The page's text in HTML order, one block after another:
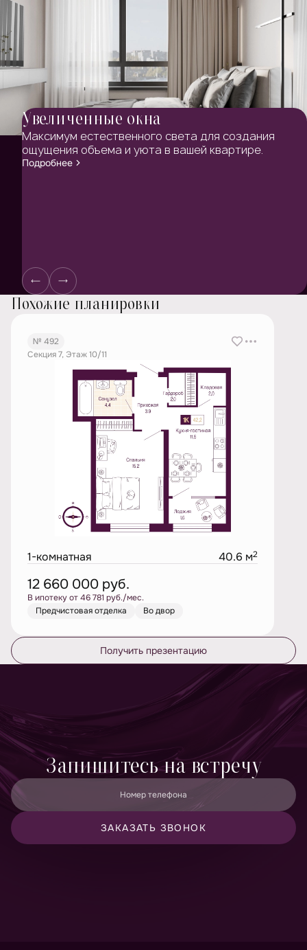
Увеличенные окна
Максимум естественного света для создания
ощущения объема и уюта в вашей квартире.
Подробнее
Похожие планировки
№ 492
Секция 7, Этаж 10/11
1-комнатная 40.6 м2
12 660 000 руб.
В ипотеку от 46 781 руб./мес.
Предчистовая отделка
Во двор
Получить презентацию
Запишитесь на встречу
Номер телефона
ЗАКАЗАТЬ ЗВОНОК
Принимаюполитику конфиденциальностии даю согласие